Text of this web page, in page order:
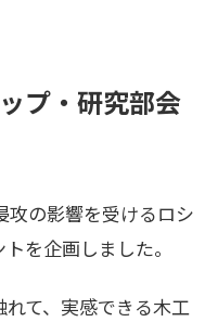
プ・研究部会
攻の影響を受けるロシ
を企画しました。
て、実感できる木工